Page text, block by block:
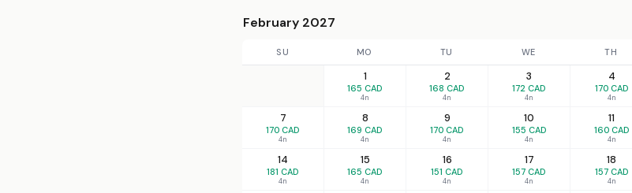
February 2027
SU MO TU WE TH
1
165 CAD
4n
2
168 CAD
4n
3
172 CAD
4n
4
170 CAD
4n
7
170 CAD
4n
8
169 CAD
4n
9
170 CAD
4n
10
155 CAD
4n
11
160 CAD
4n
14
181 CAD
4n
15
165 CAD
4n
16
151 CAD
4n
17
157 CAD
4n
18
157 CAD
4n